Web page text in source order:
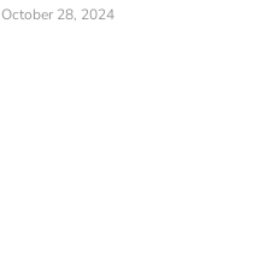
October 28, 2024